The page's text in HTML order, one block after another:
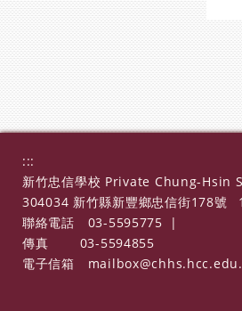
:::
新竹忠信學校 Private Chung-Hsin
304034 新竹縣新豐鄉忠信街178號
聯絡電話
03-5595775
|
傳真
03-5594855
電子信箱